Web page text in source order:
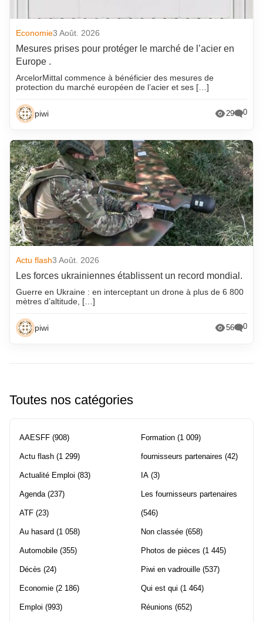
Economie3 Août. 2026
Mesures prises pour protéger le marché de l’acier en
Europe .
ArcelorMittal commence à bénéficier des mesures de
protection du marché européen de l’acier et ses […]
piwi 29 0
Actu flash3 Août. 2026
Les forces ukrainiennes établissent un record mondial.
Guerre en Ukraine : en interceptant un drone à plus de 6 800
mètres d’altitude, […]
piwi 56 0
Toutes nos catégories
AAESFF (908)
Actu flash (1 299)
Actualité Emploi (83)
Agenda(237)
ATF (23)
Au hasard (1 058)
Automobile (355)
Décès (24)
Economie (2 186)
Emploi (993)
Formation (1 009)
fournisseurs partenaires (42)
IA (3)
Les fournisseurs partenaires
(546)
Non classée (658)
Photos de pièces (1 445)
Piwi en vadrouille (537)
Qui est qui (1 464)
Réunions (652)